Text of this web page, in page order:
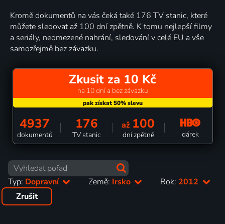
Kromě dokumentů na vás čeká také 176 TV stanic, které
můžete sledovat až 100 dní zpětně. K tomu nejlepší filmy
a seriály, neomezené nahrání, sledování v celé EU a vše
samozřejmě bez závazku.
Zkusit za 10 Kč
na 10 dní a bez závazku
4937
dokumentů
176
TV stanic
až 100
dní zpětně dárek
Typ: Dopravní Země: Irsko Rok: 2012
Zrušit